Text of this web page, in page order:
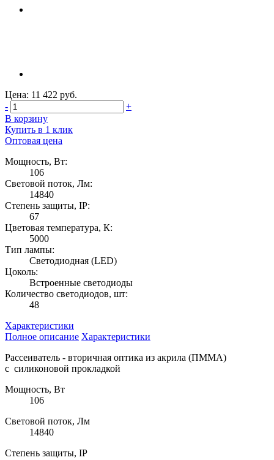
Цена: 11 422 руб.
-
+
В корзину
Купить в 1 клик
Оптовая цена
Мощность, Вт:
106
Световой поток, Лм:
14840
Степень защиты, IP:
67
Цветовая температура, К:
5000
Тип лампы:
Светодиодная (LED)
Цоколь:
Встроенные светодиоды
Количество светодиодов, шт:
48
Характеристики
Полное описание Характеристики
Рассеиватель - вторичная оптика из акрила (ПММА)
с силиконовой прокладкой
Мощность, Вт
106
Световой поток, Лм
14840
Степень защиты, IP